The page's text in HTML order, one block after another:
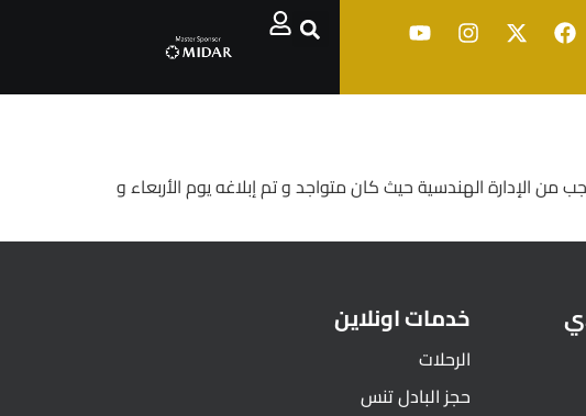
من الإدارة الهندسية حيث كان متواجد و تم إبلاغه يوم الأربعاء و
خدمات اونلاين
الرحلات
حجز البادل تنس